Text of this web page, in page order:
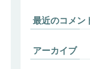
最近のコメン
アーカイブ